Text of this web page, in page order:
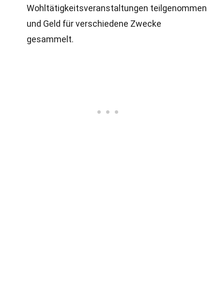
Wohltätigkeitsveranstaltungen teilgenommen
und Geld für verschiedene Zwecke
gesammelt.